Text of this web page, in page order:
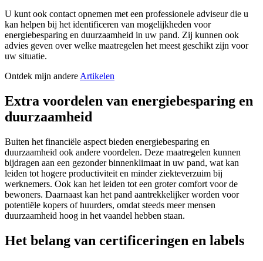
U kunt ook contact opnemen met een professionele adviseur die u
kan helpen bij het identificeren van mogelijkheden voor
energiebesparing en duurzaamheid in uw pand. Zij kunnen ook
advies geven over welke maatregelen het meest geschikt zijn voor
uw situatie.
Ontdek mijn andereArtikelen
Extra voordelen van energiebesparing en
duurzaamheid
Buiten het financiële aspect bieden energiebesparing en
duurzaamheid ook andere voordelen. Deze maatregelen kunnen
bijdragen aan een gezonder binnenklimaat in uw pand, wat kan
leiden tot hogere productiviteit en minder ziekteverzuim bij
werknemers. Ook kan het leiden tot een groter comfort voor de
bewoners. Daarnaast kan het pand aantrekkelijker worden voor
potentiële kopers of huurders, omdat steeds meer mensen
duurzaamheid hoog in het vaandel hebben staan.
Het belang van certificeringen en labels